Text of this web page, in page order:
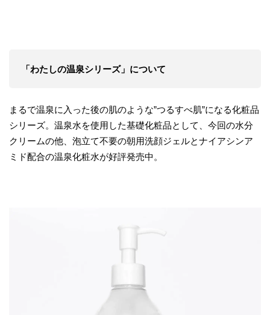
「わたしの温泉シリーズ」について
まるで温泉に入った後の肌のような”つるすべ肌”になる化粧品
シリーズ。温泉水を使用した基礎化粧品として、今回の水分
クリームの他、泡立て不要の朝用洗顔ジェルとナイアシンア
ミド配合の温泉化粧水が好評発売中。